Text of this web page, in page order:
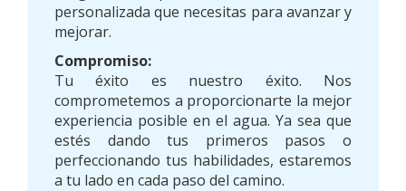
personalizada que necesitas para avanzar y
mejorar.
Compromiso:
Tu éxito es nuestro éxito. Nos
comprometemos a proporcionarte la mejor
experiencia posible en el agua. Ya sea que
estés dando tus primeros pasos o
perfeccionando tus habilidades, estaremos
a tu lado en cada paso del camino.